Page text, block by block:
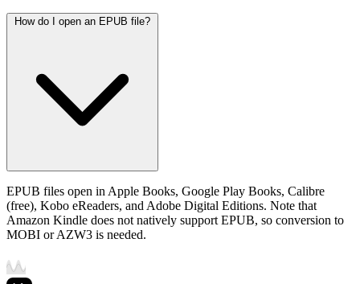
How do I open an EPUB file?
EPUB files open in Apple Books, Google Play Books, Calibre
(free), Kobo eReaders, and Adobe Digital Editions. Note that
Amazon Kindle does not natively support EPUB, so conversion to
MOBI or AZW3 is needed.